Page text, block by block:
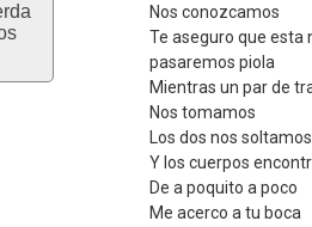
Nos conozcamos
Te aseguro que esta
pasaremos piola
Mientras un par de
Nos tomamos
Los dos nos soltamos
Y los cuerpos
De a poquito a poco
Me acerco a tu boca